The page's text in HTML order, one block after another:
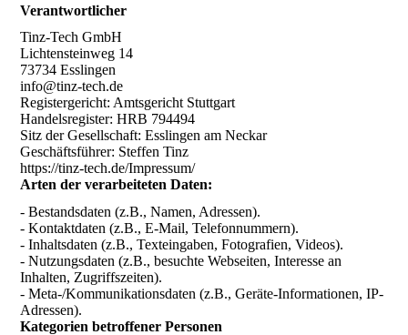
Verantwortlicher
Tinz-Tech GmbH
Lichtensteinweg 14
73734 Esslingen
info@tinz-tech.de
Registergericht: Amtsgericht Stuttgart
Handelsregister: HRB 794494
Sitz der Gesellschaft: Esslingen am Neckar
Geschäftsführer: Steffen Tinz
https://tinz-tech.de/Impressum/
Arten der verarbeiteten Daten:
- Bestandsdaten (z.B., Namen, Adressen).
- Kontaktdaten (z.B., E-Mail, Telefonnummern).
- Inhaltsdaten (z.B., Texteingaben, Fotografien, Videos).
- Nutzungsdaten (z.B., besuchte Webseiten, Interesse an
Inhalten, Zugriffszeiten).
- Meta-/Kommunikationsdaten (z.B., Geräte-Informationen, IP-
Adressen).
Kategorien betroffener Personen